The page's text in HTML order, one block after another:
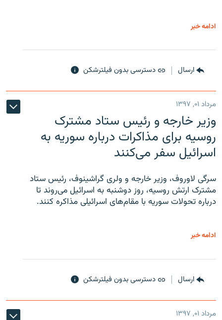
ادامه خبر
ارسال دسترسی بدون فیلترشکن
مرداد ۰۱, ۱۳۹۷
وزیر خارجه و رئیس‌ ستاد مشترک
روسیه برای مذاکرات درباره سوریه به
اسرائیل سفر می‌کنند
سرگی لاوروف، وزیر خارجه و ولری گراشینوف، رئیس ستاد
مشترک ارتش روسیه، روز دوشنبه به اسرائیل می‌روند تا
درباره تحولات سوریه با مقام‌های اسرائیلی مذاکره کنند.
ادامه خبر
ارسال دسترسی بدون فیلترشکن
مرداد ۰۱, ۱۳۹۷